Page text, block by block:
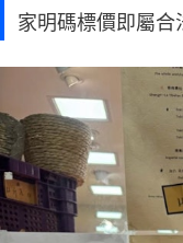
家明碼標價即屬合